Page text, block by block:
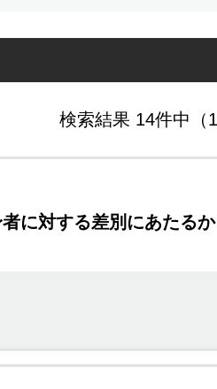
検索結果 14件中（
に対する差別にあたる